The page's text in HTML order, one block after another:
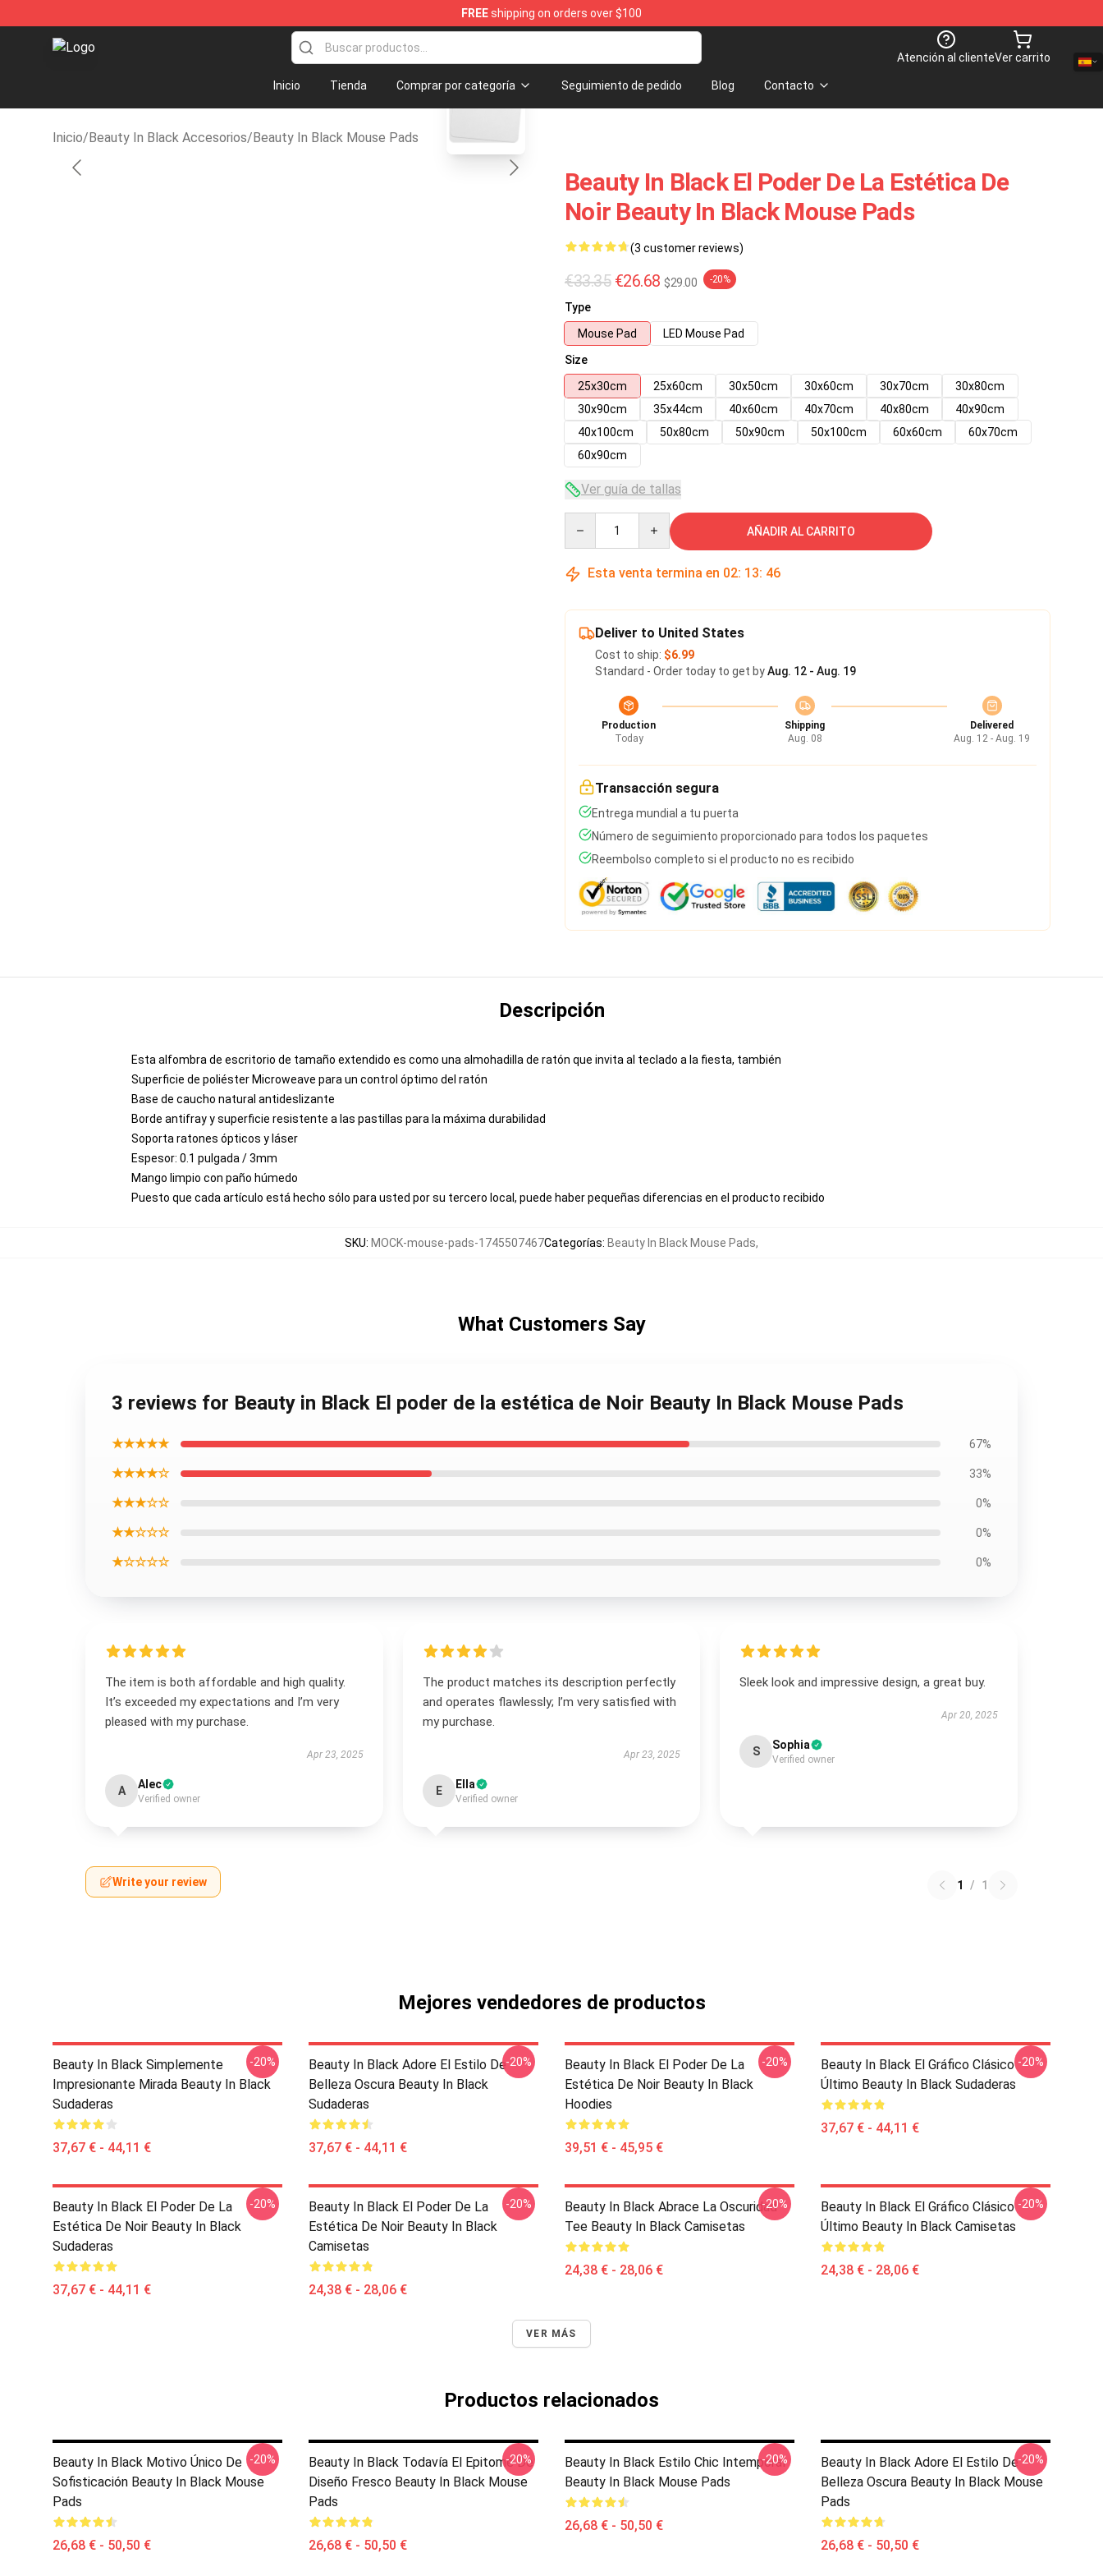
FREEshipping on orders over $100
Beauty In Black Shop - Official Beauty In Black Merchandise Store
Atención al clienteVer carrito
Inicio Tienda Comprar por categoría Seguimiento de pedido Blog Contacto
Inicio/Beauty In Black Accesorios/Beauty In Black Mouse Pads
Beauty In Black El Poder De La Estética De
Noir Beauty In Black Mouse Pads
(3 customer reviews)
€33.35 €26.68 $29.00 -20%
Type
Mouse Pad
LED Mouse Pad
Size
25x30cm
25x60cm 30x50cm 30x60cm 30x70cm
30x80cm
30x90cm
35x44cm 40x60cm 40x70cm 40x80cm
40x90cm
40x100cm
50x80cm 50x90cm 50x100cm 60x60cm
60x70cm
60x90cm
Ver guía de tallas
AÑADIR AL CARRITO
Esta venta termina en 02: 13: 45
Deliver to United States
Cost to ship: $6.99
Standard - Order today to get byAug. 12 - Aug. 19
Production
Today
Shipping
Aug. 08
Delivered
Aug. 12 - Aug. 19
Transacción segura
Entrega mundial a tu puerta
Número de seguimiento proporcionado para todos los paquetes
Reembolso completo si el producto no es recibido
Descripción
Esta alfombra de escritorio de tamaño extendido es como una almohadilla de ratón que invita al teclado a la fiesta, también
Superficie de poliéster Microweave para un control óptimo del ratón
Base de caucho natural antideslizante
Borde antifray y superficie resistente a las pastillas para la máxima durabilidad
Soporta ratones ópticos y láser
Espesor: 0.1 pulgada / 3mm
Mango limpio con paño húmedo
Puesto que cada artículo está hecho sólo para usted por su tercero local, puede haber pequeñas diferencias en el producto recibido
SKU: MOCK-mouse-pads-1745507467Categorías: Beauty In Black Mouse Pads,
What Customers Say
3 reviews for Beauty in Black El poder de la estética de Noir Beauty In Black Mouse Pads
★★★★★ 67%
★★★★☆ 33%
★★★☆☆ 0%
★★☆☆☆ 0%
★☆☆☆☆ 0%
The item is both affordable and high quality.
It’s exceeded my expectations and I’m very
pleased with my purchase.
Apr 23, 2025
A Alec
Verified owner
The product matches its description perfectly
and operates flawlessly; I’m very satisfied with
my purchase.
Apr 23, 2025
E Ella
Verified owner
Sleek look and impressive design, a great buy.
Apr 20, 2025
S Sophia
Verified owner
Write your review 1 / 1
Mejores vendedores de productos
Beauty In Black Simplemente
Impresionante Mirada Beauty In Black
Sudaderas
37,67 € - 44,11 €
-20%
Beauty In Black Adore El Estilo De
Belleza Oscura Beauty In Black
Sudaderas
37,67 € - 44,11 €
-20%
Beauty In Black El Poder De La
Estética De Noir Beauty In Black
Hoodies
39,51 € - 45,95 €
-20%
Beauty In Black El Gráfico Clásico
Último Beauty In Black Sudaderas
37,67 € - 44,11 €
-20%
Beauty In Black El Poder De La
Estética De Noir Beauty In Black
Sudaderas
37,67 € - 44,11 €
-20%
Beauty In Black El Poder De La
Estética De Noir Beauty In Black
Camisetas
24,38 € - 28,06 €
-20%
Beauty In Black Abrace La Oscuridad
Tee Beauty In Black Camisetas
24,38 € - 28,06 €
-20%
Beauty In Black El Gráfico Clásico
Último Beauty In Black Camisetas
24,38 € - 28,06 €
-20%
VER MÁS
Productos relacionados
Beauty In Black Motivo Único De
Sofisticación Beauty In Black Mouse
Pads
26,68 € - 50,50 €
-20%
Beauty In Black Todavía El Epitome De
Diseño Fresco Beauty In Black Mouse
Pads
26,68 € - 50,50 €
-20%
Beauty In Black Estilo Chic Intemporal
Beauty In Black Mouse Pads
26,68 € - 50,50 €
-20%
Beauty In Black Adore El Estilo De
Belleza Oscura Beauty In Black Mouse
Pads
26,68 € - 50,50 €
-20%